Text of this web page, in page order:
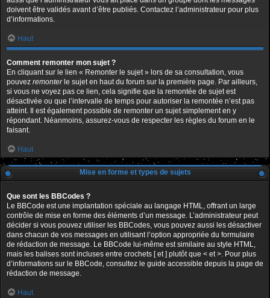
doivent être validés avant d’être publiés. Contactez l’administrateur pour plus
d’informations.
Haut
Comment remonter mon sujet ?
En cliquant sur le lien « Remonter le sujet » lors de sa consultation, vous
pouvez remonterle sujet en haut du forum sur la première page. Par ailleurs,
si vous ne voyez pas ce lien, cela signifie que la remontée de sujet est
désactivée ou que l’intervalle de temps pour autoriser la remontée n’est pas
atteint. Il est également possible de remonter un sujet simplement en y
répondant. Néanmoins, assurez-vous de respecter les règles du forum en le
faisant.
Haut
Mise en forme et types de sujets
Que sont les BBCodes ?
Le BBCode est une implantation spéciale au langage HTML, offrant un large
contrôle de mise en forme des éléments d’un message. L’administrateur peut
décider si vous pouvez utiliser les BBCodes, vous pouvez aussi les désactiver
dans chacun de vos messages en utilisant l’option appropriée du formulaire
de rédaction de message. Le BBCode lui-même est similaire au style HTML,
mais les balises sont incluses entre crochets [ et ] plutôt que < et >. Pour plus
d’informations sur le BBCode, consultez le guide accessible depuis la page de
rédaction de message.
Haut